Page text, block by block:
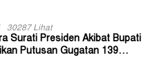
30287 Lihat
Surati Presiden Akibat Bupati
Putusan Gugatan 139